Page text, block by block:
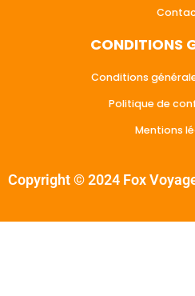
CONDITIONS
Conditions
Politique de
Mentions
Copyright © 2024 Fox